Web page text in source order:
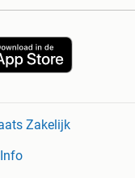
Zakelijk